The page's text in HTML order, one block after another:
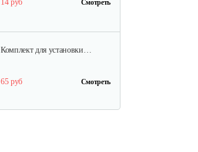
14 руб Смотреть
Комплект для установки…
65 руб Смотреть